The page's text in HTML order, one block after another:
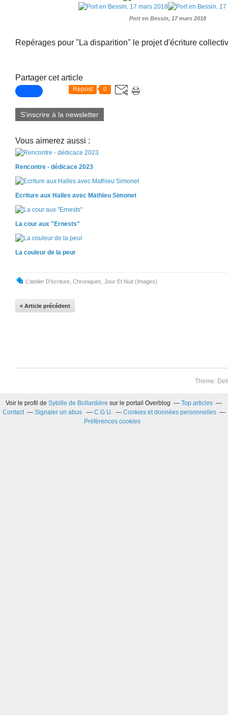
Port en Bessin, 17 mars 2018
Repérages pour "La disparition" le projet d'écriture
Partager cet article
Repost 0
S'inscrire à la newsletter
Vous aimerez aussi :
Rencontre - dédicace 2023
Ecriture aux Halles avec Mathieu Simonet
La cour aux "Ernests"
La couleur de la peur
L'atelier D'écriture Chroniques Jour Et Nuit (images)
« Article précédent
Theme:
Voir le profil deSybille de Bollardière sur le portail Overblog
Top articles
Contact
Signaler un abus C.G.U.
Cookies et données personnelles
Préférences cookies